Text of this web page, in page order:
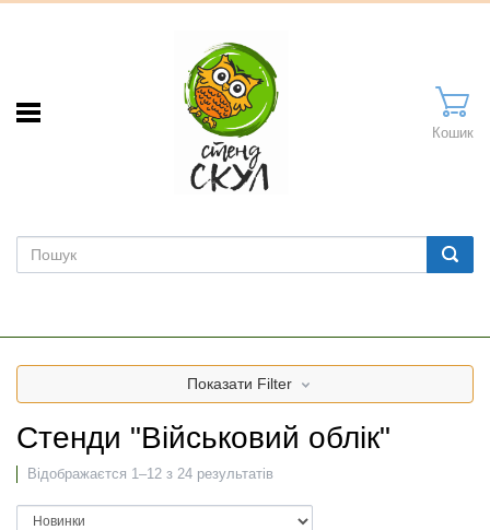
Кошик
Показати Filter
Стенди "Військовий облік"
Відображаєтся 1–12 з 24 результатів